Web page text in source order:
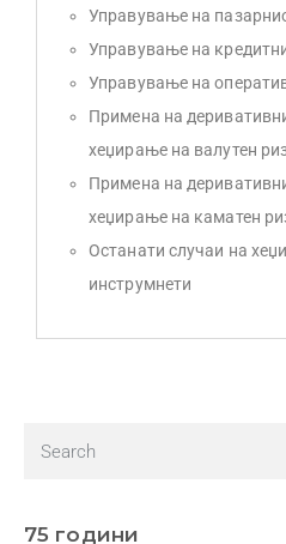
Управување на
Управување на
Управување на
Примена на
хеџирање на валутен
Примена на
хеџирање на каматен
Останати случаи на
инструмнети
75 години